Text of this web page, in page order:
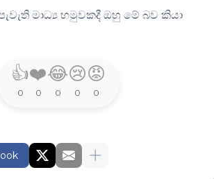
මාධ්‍ය හමුවකදී ඔහු මේ බව කියා
👍
0
❤️
0
😂
0
😢
0
😡
0